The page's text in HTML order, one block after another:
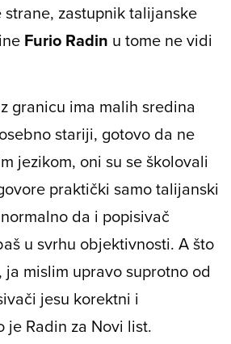
zastupnik talijanske
Furio Radin u tome ne vidi
granicu ima malih sredina
stariji, gotovo da ne
jezikom, oni su se školovali
praktički samo talijanski
da i popisivač
u svrhu objektivnosti. A što
mislim upravo suprotno od
jesu korektni i
je Radin za Novi list.